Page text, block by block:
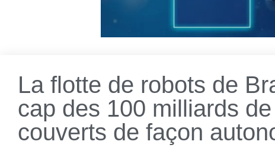
La flotte de robots de
cap des 100 milliards
couverts de façon